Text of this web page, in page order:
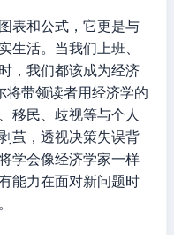
表和公式，它更是与
生活。当我们上班、
，我们都该成为经济
带领读者用经济学的
移民、歧视等与个人
茧，透视决策失误背
学会像经济学家一样
能力在面对新问题时